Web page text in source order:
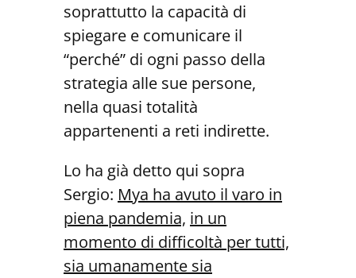
soprattutto la capacità di
spiegare e comunicare il
“perché” di ogni passo della
strategia alle sue persone,
nella quasi totalità
appartenenti a reti indirette.
Lo ha già detto qui sopra
Sergio: Mya ha avuto il varo in
piena pandemia, in un
momento di difficoltà per tutti,
sia umanamente sia